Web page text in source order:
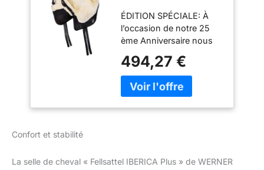
CHRIST –selle
espagnole de peau
d’agneau de haute
qualité (treeless),
pour chevaux pur-
sang, poneys et
shetlands.
ÉDITION SPÉCIALE: À
l’occasion de notre 25
ème Anniversaire nous
clients une édition
spéciale de notre selle
IBERICA PLUS. Au fil des
confort, la sécurité et
494,27 €
Confort et stabilité
La selle de cheval « Fellsattel IBERICA Plus » de WERNER